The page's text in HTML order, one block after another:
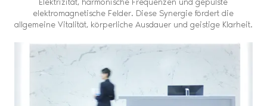
Elektrizität, harmonische Frequenzen und gepulste
elektromagnetische Felder. Diese Synergie fördert die
allgemeine Vitalität, körperliche Ausdauer und geistige Klarheit.